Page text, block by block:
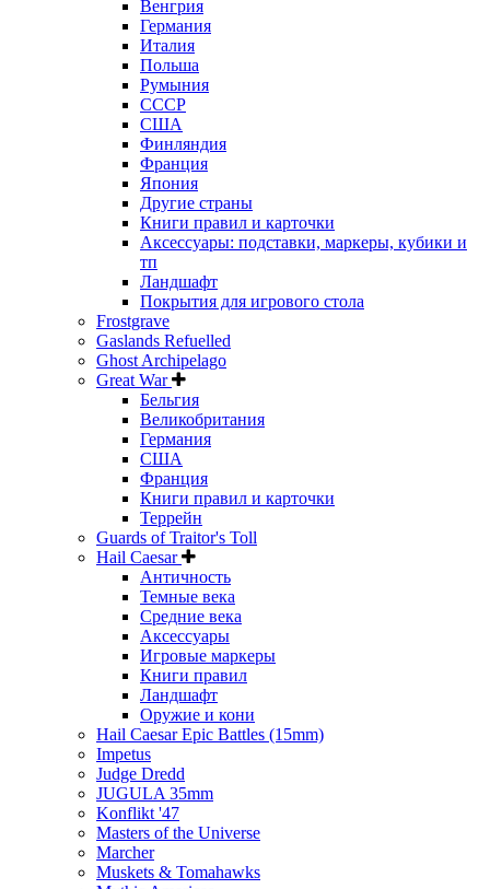
Венгрия
Германия
Италия
Польша
Румыния
СССР
США
Финляндия
Франция
Япония
Другие страны
Книги правил и карточки
Аксессуары: подставки, маркеры, кубики и
тп
Ландшафт
Покрытия для игрового стола
Frostgrave
Gaslands Refuelled
Ghost Archipelago
Great War
Бельгия
Великобритания
Германия
США
Франция
Книги правил и карточки
Террейн
Guards of Traitor's Toll
Hail Caesar
Античность
Темные века
Средние века
Аксессуары
Игровые маркеры
Книги правил
Ландшафт
Оружие и кони
Hail Caesar Epic Battles (15mm)
Impetus
Judge Dredd
JUGULA 35mm
Konflikt '47
Masters of the Universe
Marcher
Muskets & Tomahawks